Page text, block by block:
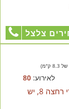
צלצל
לאירוע:80
חדרי שינה 10, מס' חדרי רחצה 8, יש